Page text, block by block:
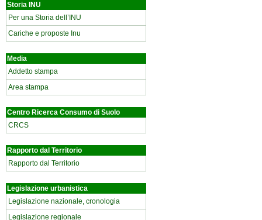
Storia INU
Per una Storia dell’INU
Cariche e proposte Inu
Media
Addetto stampa
Area stampa
Centro Ricerca Consumo di Suolo
CRCS
Rapporto dal Territorio
Rapporto dal Territorio
Legislazione urbanistica
Legislazione nazionale, cronologia
Legislazione regionale